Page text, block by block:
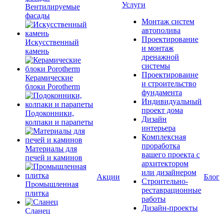
Вентилируемые
фасады
Искусственный
камень
Керамические
блоки Porotherm
Подоконники,
колпаки и парапеты
Материалы для
печей и каминов
Промышленная
плитка
Сланец
Акции
Услуги
Монтаж систем
автополива
Проектирование
и монтаж
дренажной
системы
Проектироваине
и строительство
фундамента
Индивидуальный
проект дома
Дизайн
интерьера
Комплексная
проработка
вашего проекта с
архитектором
или дизайнером
Строительно-
реставрационные
работы
Дизайн-проекты
Блог